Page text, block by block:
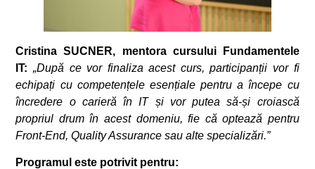
Cristina SUCNER, mentora cursului Fundamentele
IT: „După ce vor finaliza acest curs, participanții vor fi
echipați cu competențele esențiale pentru a începe cu
încredere o carieră în IT și vor putea să-și croiască
propriul drum în acest domeniu, fie că optează pentru
Front-End, Quality Assurance sau alte specializări.”
Programul este potrivit pentru: